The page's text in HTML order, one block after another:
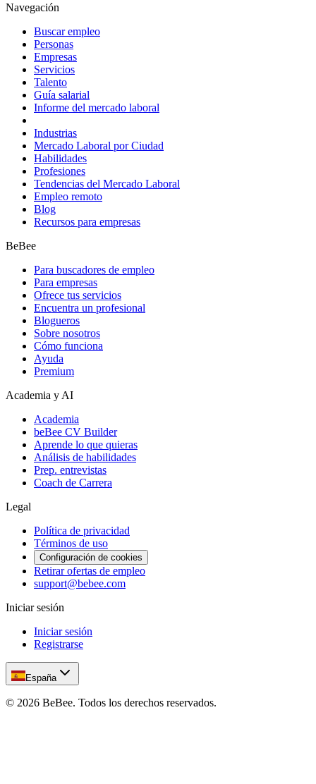
Navegación
Buscar empleo
Personas
Empresas
Servicios
Talento
Guía salarial
Informe del mercado laboral
Industrias
Mercado Laboral por Ciudad
Habilidades
Profesiones
Tendencias del Mercado Laboral
Empleo remoto
Blog
Recursos para empresas
BeBee
Para buscadores de empleo
Para empresas
Ofrece tus servicios
Encuentra un profesional
Blogueros
Sobre nosotros
Cómo funciona
Ayuda
Premium
Academia y AI
Academia
beBee CV Builder
Aprende lo que quieras
Análisis de habilidades
Prep. entrevistas
Coach de Carrera
Legal
Política de privacidad
Términos de uso
Configuración de cookies
Retirar ofertas de empleo
support@bebee.com
Iniciar sesión
Iniciar sesión
Registrarse
España
© 2026 BeBee. Todos los derechos reservados.